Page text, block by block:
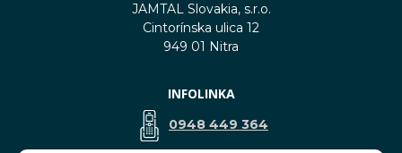
JAMTAL Slovakia, s.r.o.
Cintorínska ulica 12
949 01 Nitra
INFOLINKA
0948 449 364